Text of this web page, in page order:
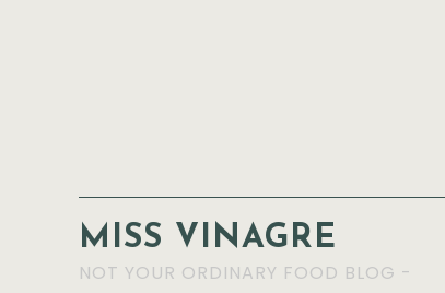
MISS VINAGRE
NOT YOUR ORDINARY FOOD BLOG -